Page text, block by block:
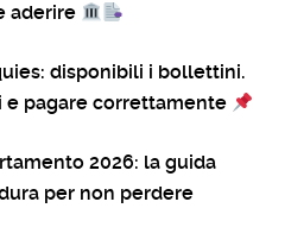
aderire
disponibili i bollettini.
e pagare correttamente
2026: la guida
per non perdere